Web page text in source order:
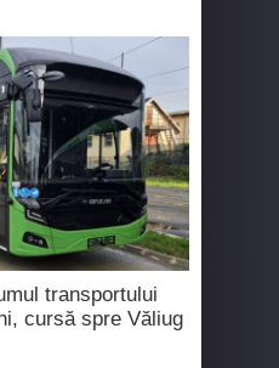
transportului
cursă spre Văliug